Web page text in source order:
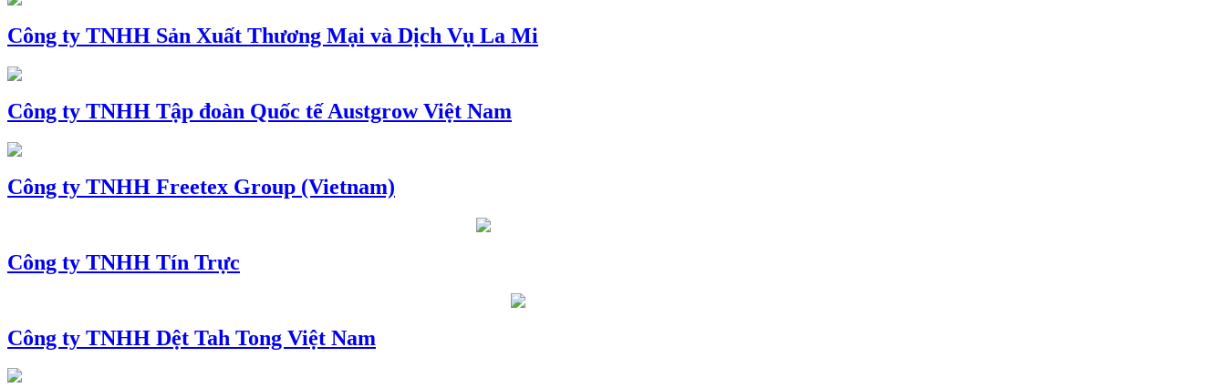
Công ty TNHH Sản Xuất Thương Mại và Dịch Vụ La Mi
Công ty TNHH Tập đoàn Quốc tế Austgrow Việt Nam
Công ty TNHH Freetex Group (Vietnam)
Công ty TNHH Tín Trực
Công ty TNHH Dệt Tah Tong Việt Nam